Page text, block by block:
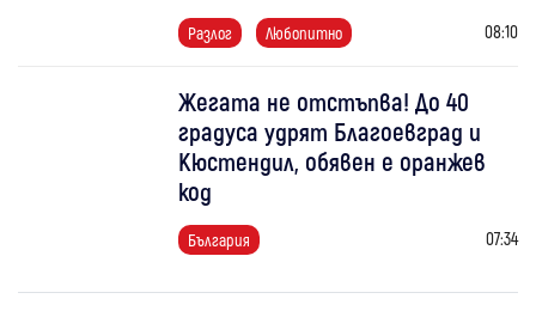
Разлог Любопитно 08:10
Жегата не отстъпва! До 40
градуса удрят Благоевград и
Кюстендил, обявен е оранжев
код
България 07:34